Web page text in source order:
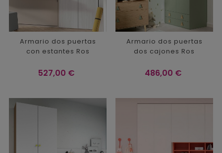
Armario dos puertas
con estantes Ros
Precio
527,00 €
Armario dos puertas
dos cajones Ros
Precio
486,00 €